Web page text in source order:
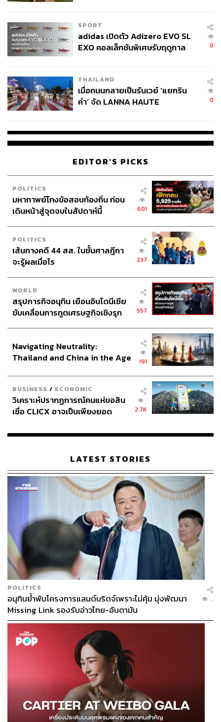
SPORT
adidas เปิดตัว Adizero EVO SL
EXO คอลเล็กชันพิเศษรับฤดูกาล
0
THAILAND
เมื่อถนนกลายเป็นรันเวย์ ‘แยกริน
คำ’ จัด LANNA HAUTE
0
EDITOR'S PICKS
POLITICS
มหากาพย์โกงข้อสอบท้องถิ่น ก่อน
เดินหน้าสู่จุดจบในสัปดาห์นี้
601
POLITICS
เส้นทางคดี 44 สส. ในชั้นศาลฎีกา
จะรู้ผลเมื่อไร
237
WORLD
สรุปภารกิจอนุทิน เยือนอินโดนีเซีย
ขับเคลื่อนการทูตเศรษฐกิจเชิงรุก
557
Navigating Neutrality:
Thailand and China in the Age
191
BUSINESS / ECONOMIC
วิเคราะห์ปรากฏการณ์คนแห่ขอสิน
เชื่อ CLICX อาจเป็นเพียงยอด
เรือนไทยที่ถูกซุกไว้
2.7K
LATEST STORIES
POLITICS
อนุทินย้ำพับโครงการแลนด์บริดจ์เพราะไม่คุ้ม มุ่งพัฒนา
Missing Link รองรับอ่าวไทย-อันดามัน
...